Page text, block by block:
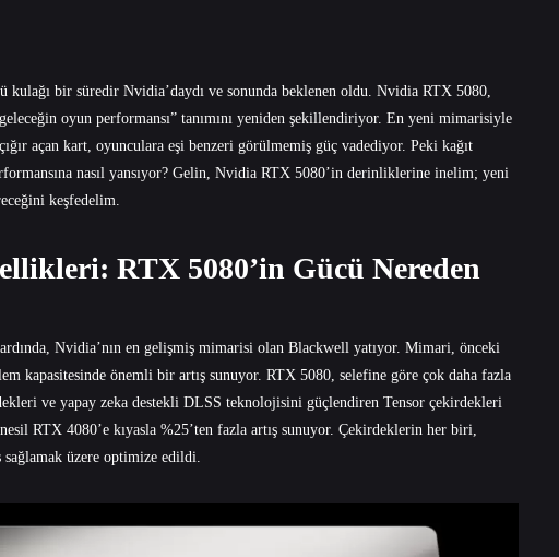
kulağı bir süredir Nvidia’daydı ve sonunda beklenen oldu. Nvidia RTX 5080,
oyun performansı” tanımını yeniden şekillendiriyor. En yeni mimarisiyle
açan kart, oyunculara eşi benzeri görülmemiş güç vadediyor. Peki kağıt
nasıl yansıyor? Gelin, Nvidia RTX 5080’in derinliklerine inelim; yeni
keşfedelim.
RTX 5080’in Gücü Nereden
Nvidia’nın en gelişmiş mimarisi olan Blackwell yatıyor. Mimari, önceki
kapasitesinde önemli bir artış sunuyor. RTX 5080, selefine göre çok daha fazla
ve yapay zeka destekli DLSS teknolojisini güçlendiren Tensor çekirdekleri
RTX 4080’e kıyasla %25’ten fazla artış sunuyor. Çekirdeklerin her biri,
üzere optimize edildi.